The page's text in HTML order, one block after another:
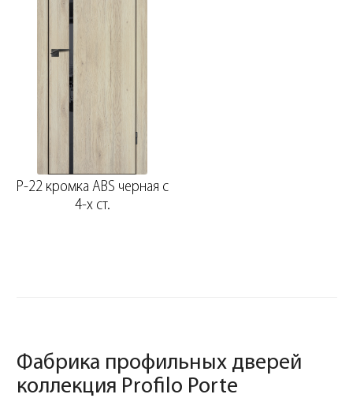
P-22 кромка ABS черная c
4-х ст.
Фабрика профильных дверей
коллекция Profilo Porte